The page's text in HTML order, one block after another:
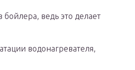
ведь это делает
водонагревателя,